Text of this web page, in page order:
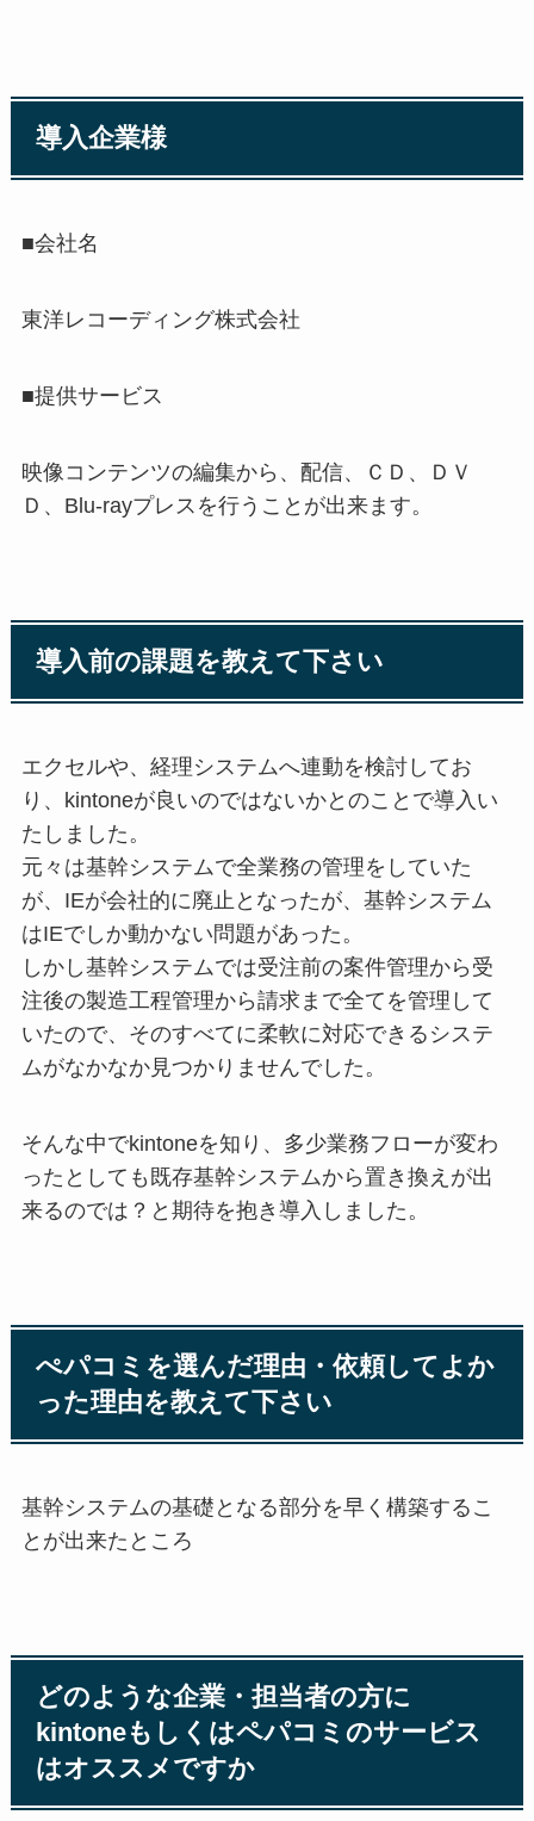
導入企業様
■会社名
東洋レコーディング株式会社
■提供サービス
映像コンテンツの編集から、配信、ＣＤ、ＤＶ
Ｄ、Blu-rayプレスを行うことが出来ます。
導入前の課題を教えて下さい
エクセルや、経理システムへ連動を検討してお
り、kintoneが良いのではないかとのことで導入い
たしました。
元々は基幹システムで全業務の管理をしていた
が、IEが会社的に廃止となったが、基幹システム
はIEでしか動かない問題があった。
しかし基幹システムでは受注前の案件管理から受
注後の製造工程管理から請求まで全てを管理して
いたので、そのすべてに柔軟に対応できるシステ
ムがなかなか見つかりませんでした。
そんな中でkintoneを知り、多少業務フローが変わ
ったとしても既存基幹システムから置き換えが出
来るのでは？と期待を抱き導入しました。
ぺパコミを選んだ理由・依頼してよか
った理由を教えて下さい
基幹システムの基礎となる部分を早く構築するこ
とが出来たところ
どのような企業・担当者の方に
kintoneもしくはペパコミのサービス
はオススメですか